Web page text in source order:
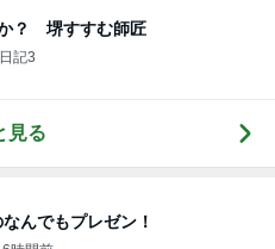
？ 堺すすむ師匠
記3
見る
んでもプレゼン！